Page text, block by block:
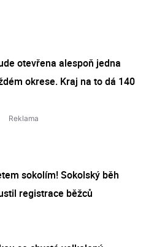
otevřena alespoň jedna
okrese. Kraj na to dá 140
sokolím! Sokolský běh
registrace běžců